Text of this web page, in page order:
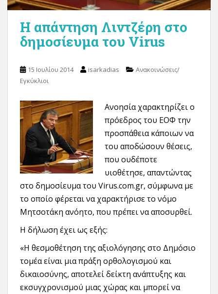
Η απάντηση Λιντζέρη στο
δημοσίευμα του Virus
15 Ιουλίου 2014 isarkadias
Ανακοινώσεις/
Εγκύκλιοι
Ανοησία χαρακτηρίζει ο
πρόεδρος του ΕΟΦ την
προσπάθεια κάποιων να
του αποδώσουν θέσεις,
που ουδέποτε
υιοθέτησε, απαντώντας
στο δημοσίευμα του Virus.com.gr, σύμφωνα με
το οποίο φέρεται να χαρακτήρισε το νόμο
Μητσοτάκη ανόητο, που πρέπει να αποσυρθεί.
Η δήλωση έχει ως εξής:
«Η θεσμοθέτηση της αξιολόγησης στο Δημόσιο
τομέα είναι μια πράξη ορθολογισμού και
δικαιοσύνης, αποτελεί δείκτη ανάπτυξης και
εκσυγχρονισμού μιας χώρας και μπορεί να